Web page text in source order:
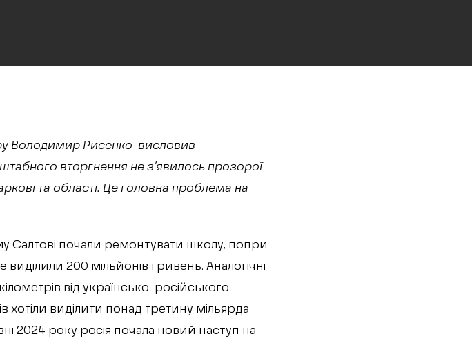
Володимир Рисенко висловив
вторгнення не з’явилось прозорої
та області. Це головна проблема на
Салтові почали ремонтувати школу, попри
200 мільйонів гривень. Аналогічні
від українсько-російського
хотіли виділити понад третину мільярда
2024 року росія почала новий наступ на